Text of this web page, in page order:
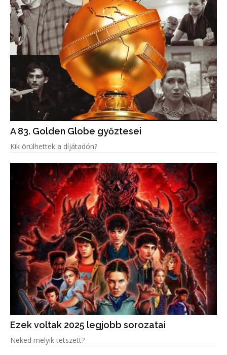
A 83. Golden Globe győztesei
Kik örülhettek a díjátadón?
Ezek voltak 2025 legjobb sorozatai
Neked melyik tetszett?